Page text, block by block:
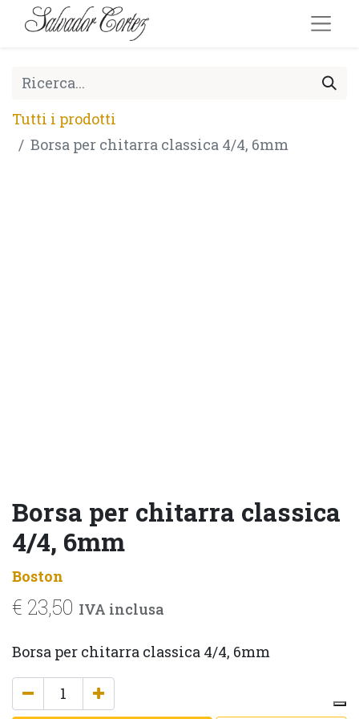
Tutti i prodotti
Borsa per chitarra classica 4/4, 6mm
Borsa per chitarra classica
4/4, 6mm
Boston
€ 23,50 IVA inclusa
Borsa per chitarra classica 4/4, 6mm